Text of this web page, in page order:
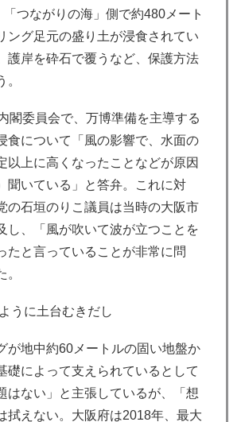
つながりの海」側で約480メート
ング足元の盛り土が浸食されてい
護岸を砕石で覆うなど、保護方法
。
閣委員会で、万博準備を主導する
食について「風の影響で、水面の
以上に高くなったことなどが原因
聞いている」と答弁。これに対
の石垣のりこ議員は当時の大阪市
し、「風が吹いて波が立つことを
たと言っていることが非常に問
うに土台むきだし
地中約60メートルの固い地盤か
礎によって支えられているとして
はない」と主張しているが、「想
拭えない。大阪府は2018年、最大